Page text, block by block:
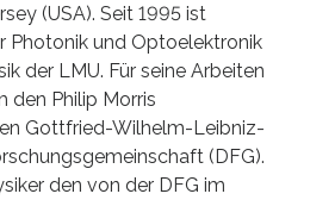
(USA). Seit 1995 ist
Photonik und Optoelektronik
der LMU. Für seine Arbeiten
den Philip Morris
Gottfried-Wilhelm-Leibniz-
(DFG).
den von der DFG im